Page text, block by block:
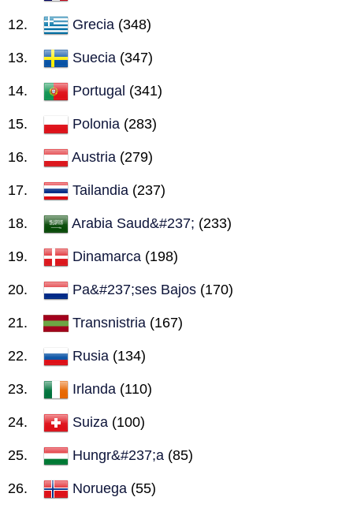
Grecia (348)
Suecia (347)
Portugal (341)
Polonia (283)
Austria (279)
Tailandia (237)
Arabia Saud&#237; (233)
Dinamarca (198)
Pa&#237;ses Bajos (170)
Transnistria (167)
Rusia (134)
Irlanda (110)
Suiza (100)
Hungr&#237;a (85)
Noruega (55)